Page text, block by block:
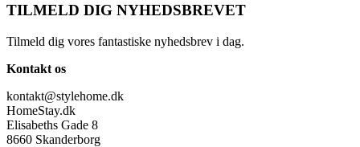
TILMELD DIG NYHEDSBREVET
Tilmeld dig vores fantastiske nyhedsbrev i dag.
Kontakt os
kontakt@stylehome.dk
HomeStay.dk
Elisabeths Gade 8
8660 Skanderborg